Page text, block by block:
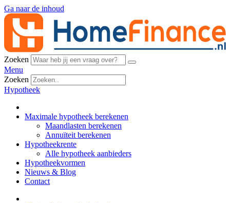
Ga naar de inhoud
Zoeken
Menu
Zoeken
Hypotheek
Maximale hypotheek berekenen
Maandlasten berekenen
Annuïteit berekenen
Hypotheekrente
Alle hypotheek aanbieders
Hypotheekvormen
Nieuws & Blog
Contact